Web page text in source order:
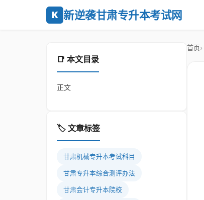
K 新逆袭甘肃专升本考试网
📑 本文目录
正文
🏷️ 文章标签
甘肃机械专升本考试科目
甘肃专升本综合测评办法
甘肃会计专升本院校
首页